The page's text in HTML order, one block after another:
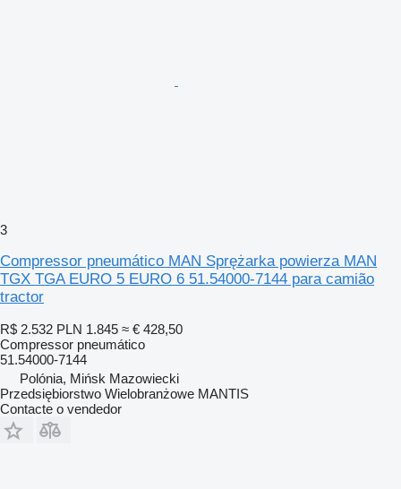
3
Compressor pneumático MAN Sprężarka powierza MAN
TGX TGA EURO 5 EURO 6 51.54000-7144 para camião
tractor
R$ 2.532 PLN 1.845 ≈ € 428,50
Compressor pneumático
51.54000-7144
Polónia, Mińsk Mazowiecki
Przedsiębiorstwo Wielobranżowe MANTIS
Contacte o vendedor